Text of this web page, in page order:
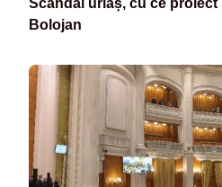
Scandal uriaș, cu ce
Bolojan